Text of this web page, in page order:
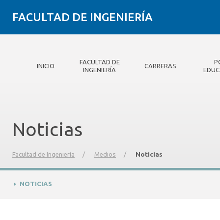
FACULTAD DE INGENIERÍA
INICIO
FACULTAD DE
INGENIERÍA
CARRERAS
Noticias
Facultad de Ingeniería / Medios / Noticias
NOTICIAS